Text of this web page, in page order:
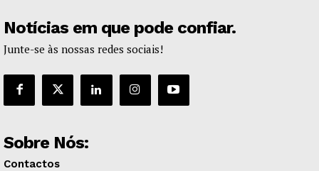
Notícias em que pode confiar.
Junte-se às nossas redes sociais!
Sobre Nós:
Contactos